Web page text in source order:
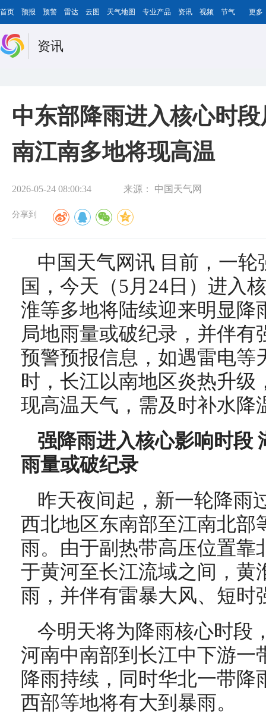
首页 预报 预警 雷达 云图 天气地图 专业产品 资讯 视频 节气 更多
资讯
中东部降雨进入核心时
南江南多地将现高温
2026-05-24 08:00:34 来源： 中国天气网
分享到
中国天气网讯 目前，一
国，今天（5月24日）进入
淮等多地将陆续迎来明显降
局地雨量或破纪录，并伴
预警预报信息，如遇雷电等
时，长江以南地区炎热升级
现高温天气，需及时补水降
强降雨进入核心影响时段
雨量或破纪录
昨天夜间起，新一轮降雨
西北地区东南部至江南北部
雨。由于副热带高压位置靠
于黄河至长江流域之间，黄
雨，并伴有雷暴大风、短时
今明天将为降雨核心时段
河南中南部到长江中下游一
降雨持续，同时华北一带
西部等地将有大到暴雨。